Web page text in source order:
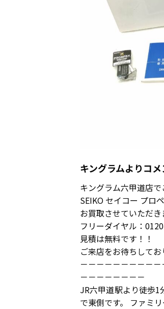
キングラムよりコメ
キングラム六甲道店で
SEIKO セイコー プロ
お買取させていただき
フリーダイヤル：
見積は無料です！！
ご来店をお待ちしてお
－－－－－－－－－
－－－－－－－－
JR六甲道駅より徒歩
で東側です。 ファミ